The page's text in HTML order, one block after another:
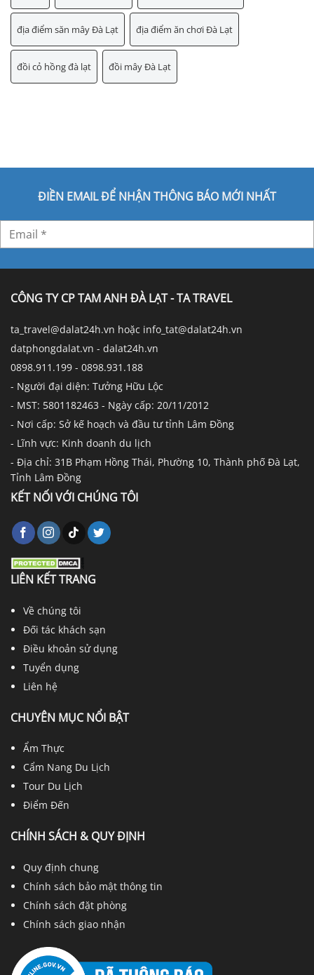
địa điểm săn mây Đà Lạt địa điểm ăn chơi Đà Lạt
đồi cỏ hồng đà lạt đồi mây Đà Lạt
ĐIỀN EMAIL ĐỂ NHẬN THÔNG BÁO MỚI NHẤT
CÔNG TY CP TAM ANH ĐÀ LẠT - TA TRAVEL
ta_travel@dalat24h.vn hoặc info_tat@dalat24h.vn
datphongdalat.vn - dalat24h.vn
0898.911.199 - 0898.931.188
- Người đại diện: Tưởng Hữu Lộc
- MST: 5801182463 - Ngày cấp: 20/11/2012
- Nơi cấp: Sở kế hoạch và đầu tư tỉnh Lâm Đồng
- Lĩnh vực: Kinh doanh du lịch
- Địa chỉ: 31B Phạm Hồng Thái, Phường 10, Thành phố Đà Lạt,
Tỉnh Lâm Đồng
KẾT NỐI VỚI CHÚNG TÔI
LIÊN KẾT TRANG
Về chúng tôi
Đối tác khách sạn
Điều khoản sử dụng
Tuyển dụng
Liên hệ
CHUYÊN MỤC NỔI BẬT
Ẩm Thực
Cẩm Nang Du Lịch
Tour Du Lịch
Điểm Đến
CHÍNH SÁCH & QUY ĐỊNH
Quy định chung
Chính sách bảo mật thông tin
Chính sách đặt phòng
Chính sách giao nhận